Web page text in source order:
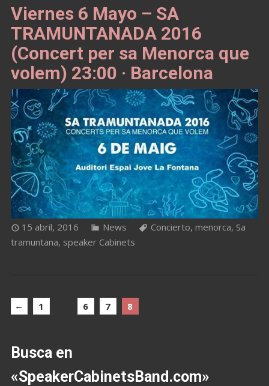
Viernes 6 Mayo – SA
TRAMUNTANADA 2016
(Concert per sa Menorca que
volem) 23:00 · Barcelona
15 abril, 2016 News Concierto, menorca, Sa
tramuntana, speaker Cabinets
← 1 6 7 8
Busca en
«SpeakerCabinetsBand.com»